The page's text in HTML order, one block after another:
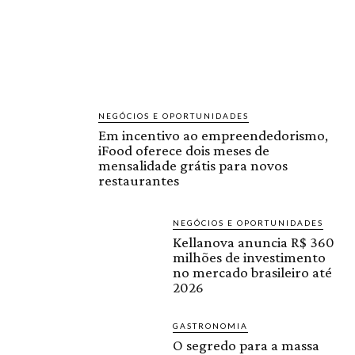
NEGÓCIOS E OPORTUNIDADES
Em incentivo ao empreendedorismo,
iFood oferece dois meses de
mensalidade grátis para novos
restaurantes
NEGÓCIOS E OPORTUNIDADES
Kellanova anuncia R$ 360
milhões de investimento
no mercado brasileiro até
2026
GASTRONOMIA
O segredo para a massa